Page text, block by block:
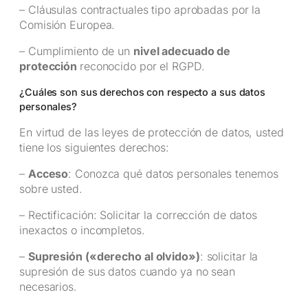
– Cláusulas contractuales tipo aprobadas por la
Comisión Europea.
– Cumplimiento de un nivel adecuado de
protección reconocido por el RGPD.
¿Cuáles son sus derechos con respecto a sus datos
personales?
En virtud de las leyes de protección de datos, usted
tiene los siguientes derechos:
– Acceso: Conozca qué datos personales tenemos
sobre usted.
– Rectificación: Solicitar la corrección de datos
inexactos o incompletos.
– Supresión («derecho al olvido»): solicitar la
supresión de sus datos cuando ya no sean
necesarios.